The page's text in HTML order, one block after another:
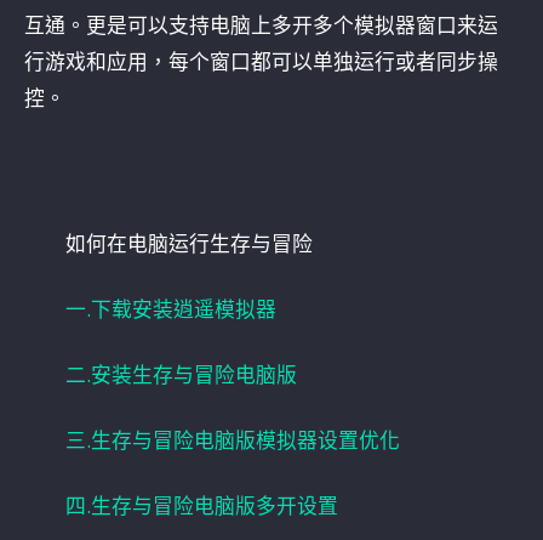
互通。更是可以支持电脑上多开多个模拟器窗口来运
行游戏和应用，每个窗口都可以单独运行或者同步操
控。
如何在电脑运行生存与冒险
一.下载安装逍遥模拟器
二.安装生存与冒险电脑版
三.生存与冒险电脑版模拟器设置优化
四.生存与冒险电脑版多开设置